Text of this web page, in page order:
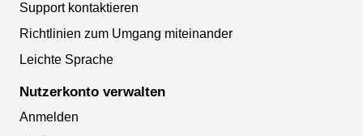
Support kontaktieren
Richtlinien zum Umgang miteinander
Leichte Sprache
Nutzerkonto verwalten
Anmelden